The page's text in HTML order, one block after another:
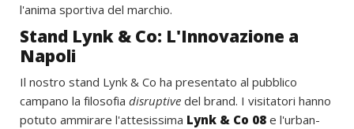
l'anima sportiva del marchio.
Stand Lynk & Co: L'Innovazione a
Napoli
Il nostro stand Lynk & Co ha presentato al pubblico
campano la filosofia disruptive del brand. I visitatori hanno
potuto ammirare l'attesissima Lynk & Co 08 e l'urban-